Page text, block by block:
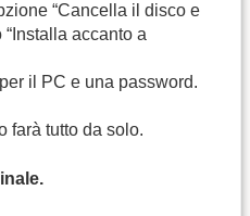
“Cancella il disco e
accanto a
il PC e una password.
farà tutto da solo.